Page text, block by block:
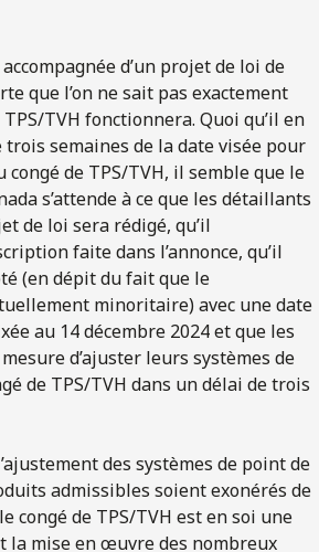
accompagnée d’un projet de loi de
que l’on ne sait pas exactement
TVH fonctionnera. Quoi qu’il en
semaines de la date visée pour
congé de TPS/TVH, il semble que le
s’attende à ce que les détaillants
de loi sera rédigé, qu’il
faite dans l’annonce, qu’il
(en dépit du fait que le
minoritaire) avec une date
au 14 décembre 2024 et que les
d’ajuster leurs systèmes de
de TPS/TVH dans un délai de trois
des systèmes de point de
admissibles soient exonérés de
congé de TPS/TVH est en soi une
la mise en œuvre des nombreux